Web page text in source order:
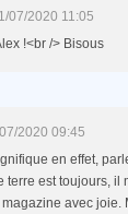
07/2020 11:05
!<br /> Bisous
2020 09:45
en effet,
terre est toujours, il
avec joie.